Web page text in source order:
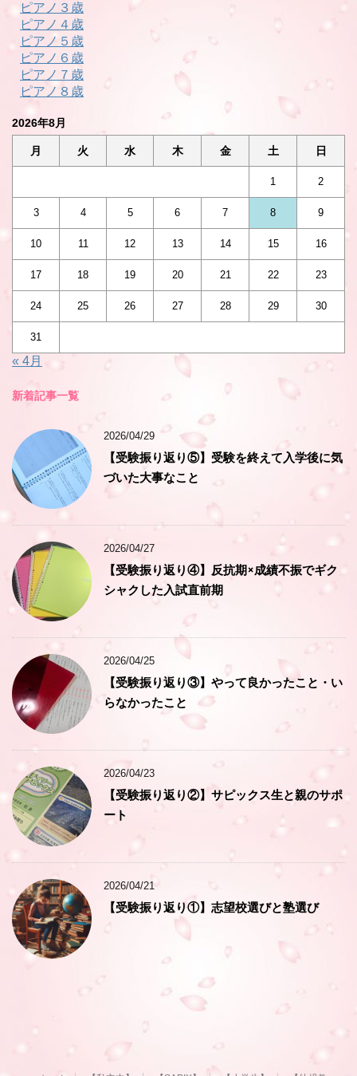
ピアノ３歳
ピアノ４歳
ピアノ５歳
ピアノ６歳
ピアノ７歳
ピアノ８歳
2026年8月
月 火 水 木 金 土 日
1 2
3 4 5 6 7 8 9
10 11 12 13 14 15 16
17 18 19 20 21 22 23
24 25 26 27 28 29 30
31
« 4月
新着記事一覧
2026/04/29
【受験振り返り⑤】受験を終えて入学後に気
づいた大事なこと
2026/04/27
【受験振り返り④】反抗期×成績不振でギク
シャクした入試直前期
2026/04/25
【受験振り返り③】やって良かったこと・い
らなかったこと
2026/04/23
【受験振り返り②】サピックス生と親のサポ
ート
2026/04/21
【受験振り返り①】志望校選びと塾選び